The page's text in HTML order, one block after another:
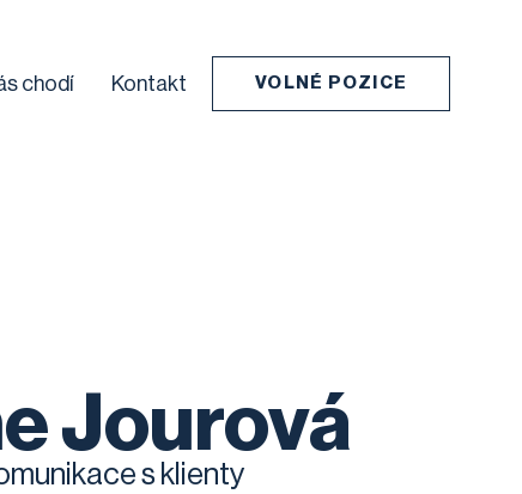
chodí Kontakt VOLNÉ POZICE
Jourová
s klienty